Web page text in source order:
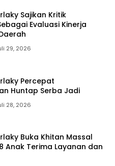
Sajikan Kritik
Evaluasi Kinerja
29, 2026
Percepat
Huntap Serba Jadi
28, 2026
Buka Khitan Massal
Anak Terima Layanan dan